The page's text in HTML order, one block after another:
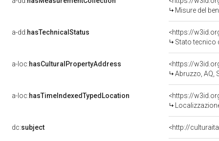
Misure del
a-dd:hasTechnicalStatus
<https://
Stato tecnico
a-loc:hasCulturalPropertyAddress
<https://
Abruzzo, AQ,
a-loc:hasTimeIndexedTypedLocation
<https://
dc:subject <http://